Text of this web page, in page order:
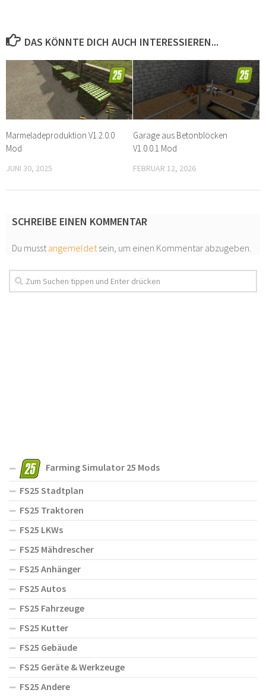
DAS KÖNNTE DICH AUCH INTERESSIEREN...
Marmeladeproduktion V1.2.0.0
Mod
JUNI 30, 2025
Garage aus Betonblöcken
V1.0.0.1 Mod
FEBRUAR 12, 2026
SCHREIBE EINEN KOMMENTAR
Du musstangemeldetsein, um einen Kommentar abzugeben.
Farming Simulator 25 Mods
FS25 Stadtplan
FS25 Traktoren
FS25 LKWs
FS25 Mähdrescher
FS25 Anhänger
FS25 Autos
FS25 Fahrzeuge
FS25 Kutter
FS25 Gebäude
FS25 Geräte & Werkzeuge
FS25 Andere